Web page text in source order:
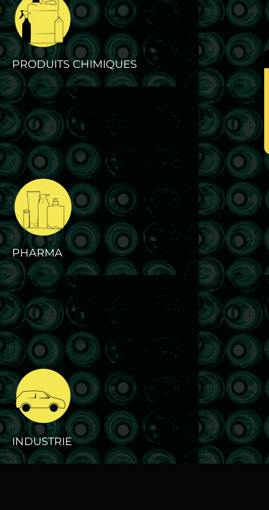
PRODUITS CHIMIQUES
PHARMA
INDUSTRIE